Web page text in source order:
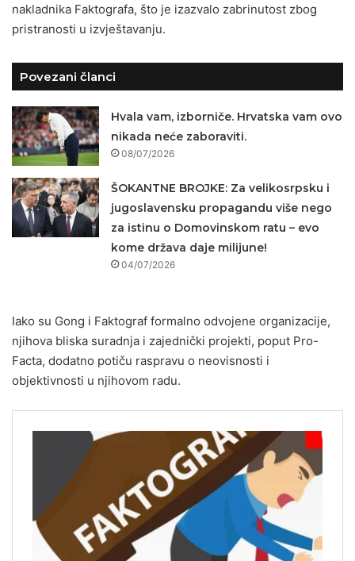
nakladnika Faktografa, što je izazvalo zabrinutost zbog
pristranosti u izvještavanju.
Povezani članci
Hvala vam, izborniče. Hrvatska vam ovo
nikada neće zaboraviti.
08/07/2026
ŠOKANTNE BROJKE: Za velikosrpsku i
jugoslavensku propagandu više nego
za istinu o Domovinskom ratu – evo
kome država daje milijune!
04/07/2026
Iako su Gong i Faktograf formalno odvojene organizacije,
njihova bliska suradnja i zajednički projekti, poput Pro-
Facta, dodatno potiču raspravu o neovisnosti i
objektivnosti u njihovom radu.